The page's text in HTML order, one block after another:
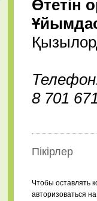
Өтетін
8 701
Пікірлер
Чтобы оставлять
авторизоваться